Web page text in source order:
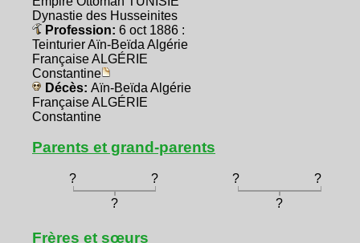
Dynastie des Husseinites
Profession: 6 oct 1886 :
Teinturier Aïn-Beïda Algérie
Française ALGÉRIE
Constantine
Décès: Aïn-Beïda Algérie
Française ALGÉRIE
Constantine
Parents et grand-parents
? ? ?
?
?
?
Frères et sœurs